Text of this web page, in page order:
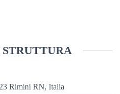
Rimini RN, Italia